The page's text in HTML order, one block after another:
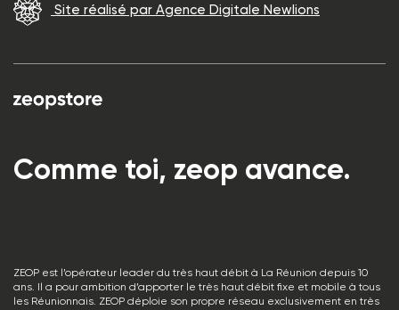
Comme toi, zeop avance.
ZEOP est l’opérateur leader du très haut débit à La Réunion depuis 10
ans. Il a pour ambition d’apporter le très haut débit fixe et mobile à tous
les Réunionnais. ZEOP déploie son propre réseau exclusivement en très
Site réalisé par Agence Digitale Newlions